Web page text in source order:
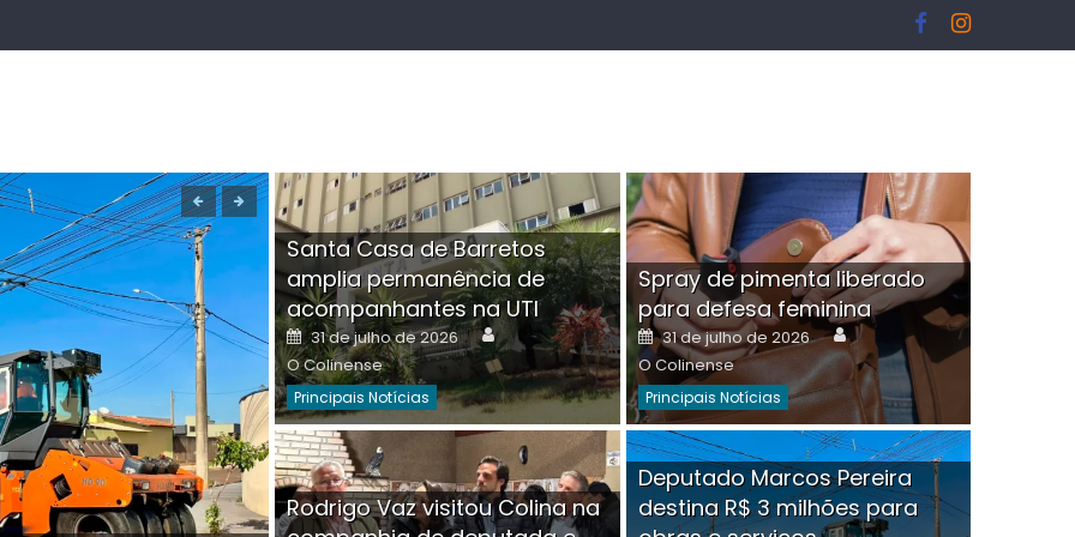
Boutique na Av. Ângelo Martins Tristão é
invadida por criminoso mascarado
Santa Casa de Barretos
amplia permanência de
acompanhantes na UTI
Posted
on
31 de julho de 2026 Author
O Colinense
Principais Notícias
Spray de pimenta liberado
para defesa feminina
Posted
on
31 de julho de 2026 Author
O Colinense
Principais Notícias
Rodrigo Vaz visitou Colina na
Deputado Marcos Pereira
destina R$ 3 milhões para